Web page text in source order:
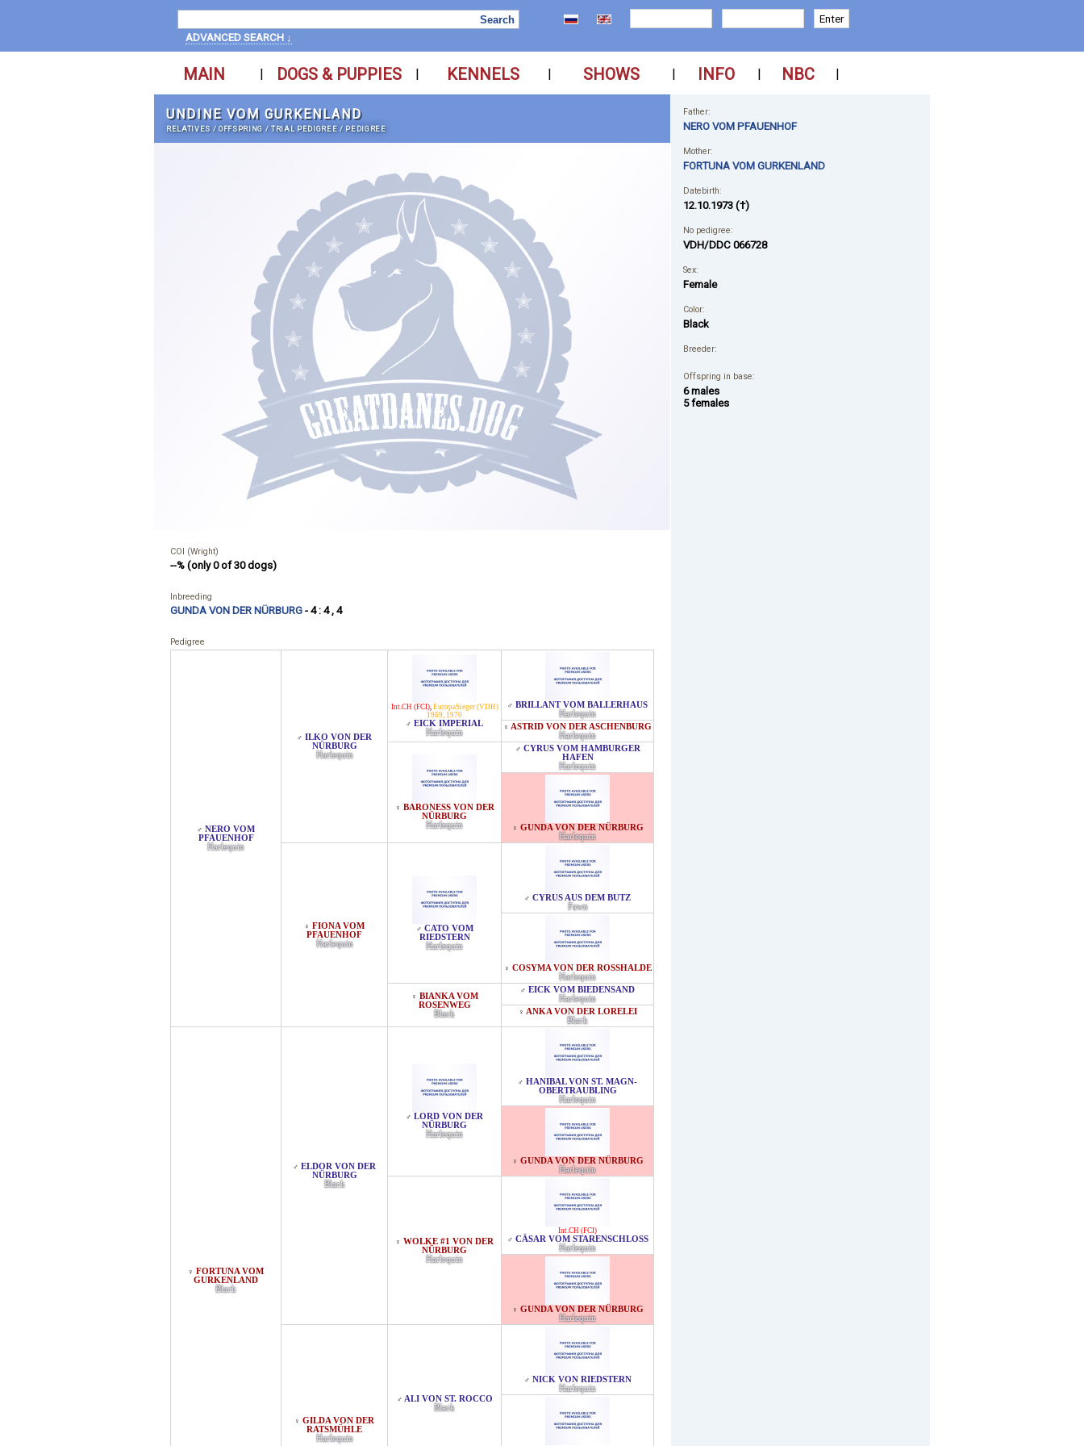
ADVANCED SEARCH ↓
MAIN | DOGS & PUPPIES | KENNELS | SHOWS | INFO | NBC |
UNDINE VOM GURKENLAND
RELATIVES /OFFSPRING /TRIAL PEDIGREE / PEDIGREE
COI (Wright)
--% (only 0 of 30 dogs)
Inbreeding
GUNDA VON DER NÜRBURG - 4 : 4 , 4
Pedigree
♂ NERO VOM
PFAUENHOF
Harlequin
♂ ILKO VON DER
NÜRBURG
Harlequin
Int.CH (FCI), EuropaSieger (VDH)
1969, 1970
♂ EICK IMPERIAL
Harlequin
♂ BRILLANT VOM BALLERHAUS
Harlequin
♀ ASTRID VON DER ASCHENBURG
Harlequin
♀ BARONESS VON DER
NÜRBURG
Harlequin
♂ CYRUS VOM HAMBURGER
HAFEN
Harlequin
♀ GUNDA VON DER NÜRBURG
Harlequin
♀ FIONA VOM
PFAUENHOF
Harlequin
♂ CATO VOM
RIEDSTERN
Harlequin
♂ CYRUS AUS DEM BUTZ
Fawn
♀ COSYMA VON DER ROSSHALDE
Harlequin
♀ BIANKA VOM
ROSENWEG
Black
♂ EICK VOM BIEDENSAND
Harlequin
♀ ANKA VON DER LORELEI
Black
♀ FORTUNA VOM
GURKENLAND
Black
♂ ELDOR VON DER
NÜRBURG
Black
♂ LORD VON DER
NÜRBURG
Harlequin
♂ HANIBAL VON ST. MAGN-
OBERTRAUBLING
Harlequin
♀ GUNDA VON DER NÜRBURG
Harlequin
♀ WOLKE #1 VON DER
NÜRBURG
Harlequin
Int.CH (FCI)
♂ CÄSAR VOM STARENSCHLOSS
Harlequin
♀ GUNDA VON DER NÜRBURG
Harlequin
♀ GILDA VON DER
RATSMÜHLE
Harlequin
♂ ALI VON ST. ROCCO
Black
♂ NICK VON RIEDSTERN
Harlequin
Father:
NERO VOM PFAUENHOF
Mother:
FORTUNA VOM GURKENLAND
Datebirth:
12.10.1973 (†)
No pedigree:
VDH/DDC 066728
Sex:
Female
Color:
Black
Breeder:
Offspring in base:
6 males
5 females